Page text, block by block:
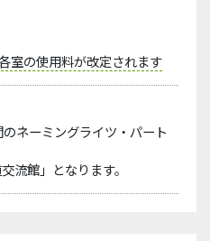
室の使用料が改定されます
ネーミングライツ・パート
流館」となります。